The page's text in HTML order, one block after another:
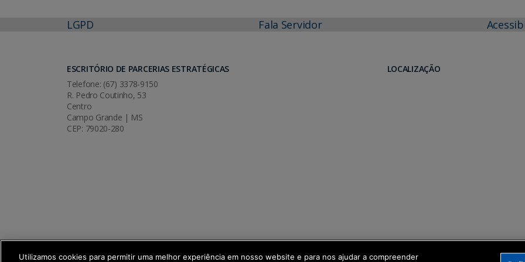
LGPD Fala Servidor
ESCRITÓRIO DE PARCERIAS ESTRATÉGICAS
Telefone: (67) 3378-9150
R. Pedro Coutinho, 53
Centro
Campo Grande | MS
CEP: 79020-280
LOCALIZAÇÃO
Utilizamos cookies para permitir uma melhor experiência em nosso website e para nos ajudar a compreender